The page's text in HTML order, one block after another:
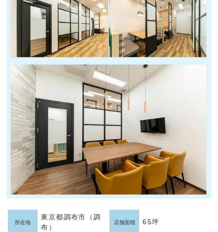
所在地
東京都調布市（調
布）
店舗面積 65坪